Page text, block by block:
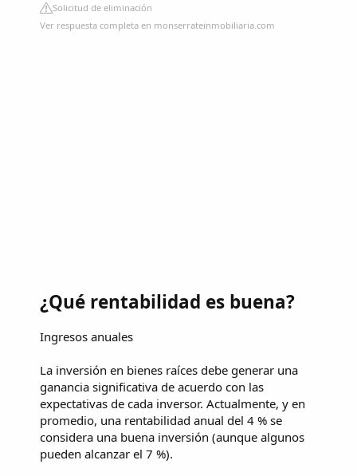
Solicitud de eliminación
Ver respuesta completa en monserrateinmobiliaria.com
¿Qué rentabilidad es buena?
Ingresos anuales
La inversión en bienes raíces debe generar una
ganancia significativa de acuerdo con las
expectativas de cada inversor. Actualmente, y en
promedio, una rentabilidad anual del 4 % se
considera una buena inversión (aunque algunos
pueden alcanzar el 7 %).